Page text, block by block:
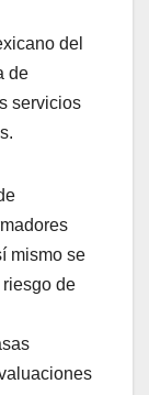
del
de
servicios
mismo se
de